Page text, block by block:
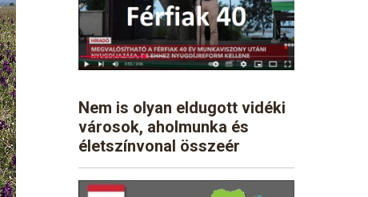
Nem is olyan eldugott vidéki
városok, aholmunka és
életszínvonal összeér